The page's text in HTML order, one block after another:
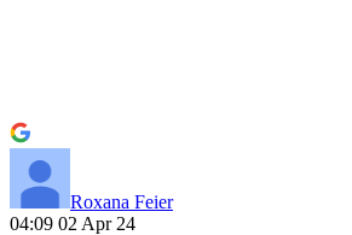
Roxana Feier
04:09 02 Apr 24